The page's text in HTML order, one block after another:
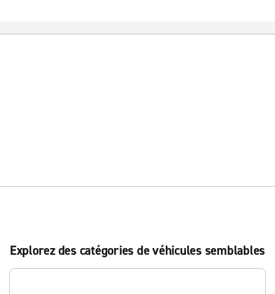
Explorez des catégories de véhicules semblables